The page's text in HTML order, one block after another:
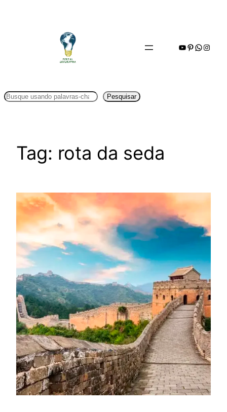
Youtube
Pinterest
Pesquisar Pesquisar
Tag: rota da seda